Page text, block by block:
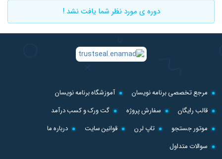
دوره ی مورد نظر شما یافت نشد !
مرجع تخصصی برنامه نویسان
آموزشگاه برنامه نویسان
قالب رایگان
سفارش پروژه
گت ورک و کسب درآمد
موتور جستجو
تاپ لرن قوانین سایت
درباره ما
سوالات متداول